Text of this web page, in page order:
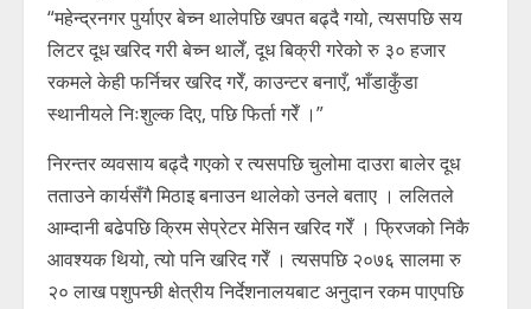
“महेन्द्रनगर पुर्याएर बेच्न थालेपछि खपत बढ्दै गयो, त्यसपछि सय
लिटर दूध खरिद गरी बेच्न थालेँ, दूध बिक्री गरेको रु ३० हजार
रकमले केही फर्निचर खरिद गरेँ, काउन्टर बनाएँ, भाँडाकुँडा
स्थानीयले निःशुल्क दिए, पछि फिर्ता गरेँ ।”
निरन्तर व्यवसाय बढ्दै गएको र त्यसपछि चुलोमा दाउरा बालेर दूध
तताउने कार्यसँगै मिठाइ बनाउन थालेको उनले बताए । ललितले
आम्दानी बढेपछि क्रिम सेप्रेटर मेसिन खरिद गरेँ । फ्रिजको निकै
आवश्यक थियो, त्यो पनि खरिद गरेँ । त्यसपछि २०७६ सालमा रु
२० लाख पशुपन्छी क्षेत्रीय निर्देशनालयबाट अनुदान रकम पाएपछि